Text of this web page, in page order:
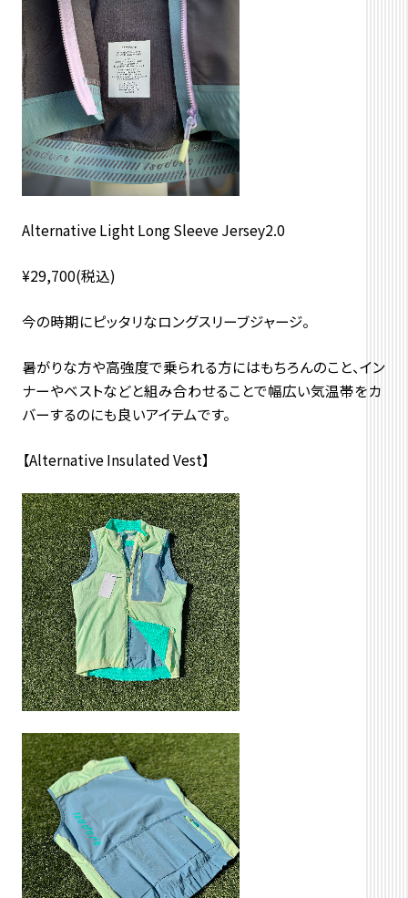
Alternative Light Long Sleeve Jersey2.0
¥29,700(税込)
今の時期にピッタリなロングスリーブジャージ。
暑がりな方や高強度で乗られる方にはもちろんのこと、イン
ナーやベストなどと組み合わせることで幅広い気温帯をカ
バーするのにも良いアイテムです。
【Alternative Insulated Vest】